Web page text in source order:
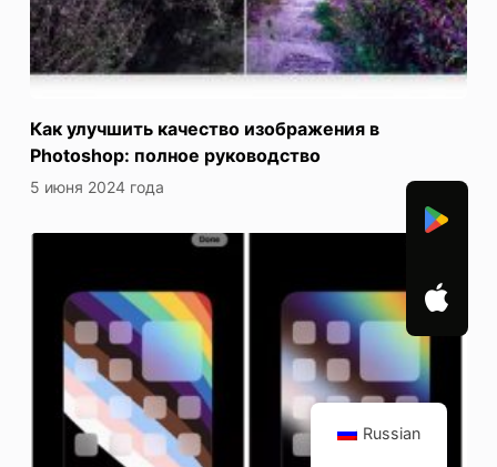
Как улучшить качество изображения в
Photoshop: полное руководство
5 июня 2024 года
Russian